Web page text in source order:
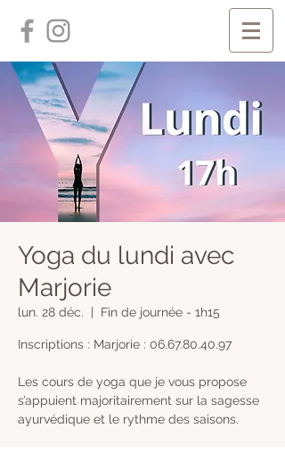
Yoga du lundi avec
Marjorie
lun. 28 déc. Fin de journée - 1h15
Inscriptions : Marjorie : 06.67.80.40.97
Les cours de yoga que je vous propose
s’appuient majoritairement sur la sagesse
ayurvédique et le rythme des saisons.